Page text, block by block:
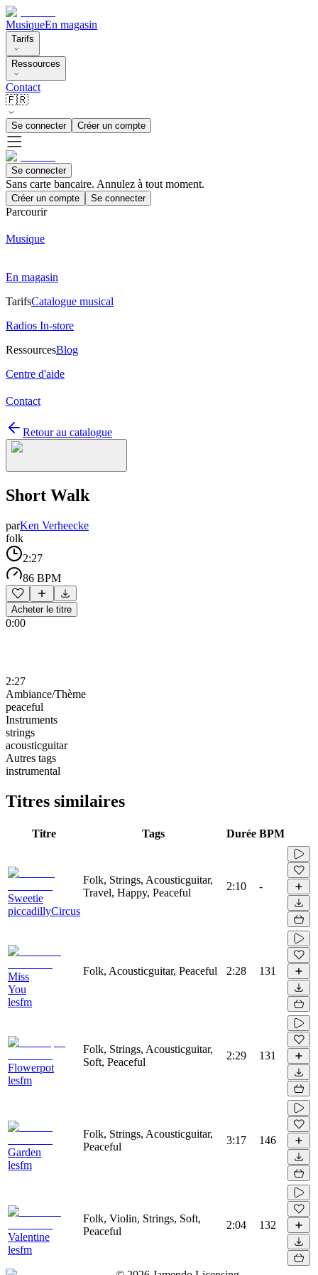
MusiqueEn magasin
Tarifs
Ressources
Contact
🇫🇷
Se connecter Créer un compte
Se connecter
Sans carte bancaire. Annulez à tout moment.
Créer un compte Se connecter
Parcourir
Musique
En magasin
TarifsCatalogue musical
Radios In-store
RessourcesBlog
Centre d'aide
Contact
Retour au catalogue
Short Walk
parKen Verheecke
folk
2:27
86 BPM
Acheter le titre
0:00
2:27
Ambiance/Thème
peaceful
Instruments
strings
acousticguitar
Autres tags
instrumental
Titres similaires
Titre Tags Durée BPM
Sweetie
piccadillyCircus
Folk, Strings, Acousticguitar,
Travel, Happy, Peaceful
2:10 -
Miss
You
lesfm
Folk, Acousticguitar, Peaceful 2:28 131
Flowerpot
lesfm
Folk, Strings, Acousticguitar,
Soft, Peaceful
2:29 131
Garden
lesfm
Folk, Strings, Acousticguitar,
Peaceful
3:17 146
Valentine
lesfm
Folk, Violin, Strings, Soft,
Peaceful
2:04 132